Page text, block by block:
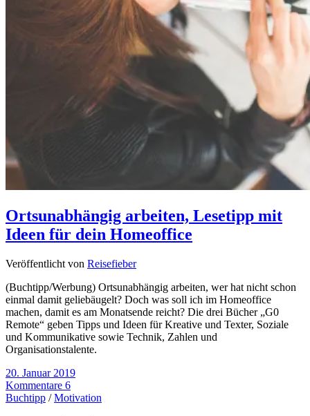
Ortsunabhängig arbeiten, Lesetipp mit
Ideen für dein Homeoffice
Veröffentlicht von Reisefieber
(Buchtipp/Werbung) Ortsunabhängig arbeiten, wer hat nicht schon
einmal damit geliebäugelt? Doch was soll ich im Homeoffice
machen, damit es am Monatsende reicht? Die drei Bücher „G0
Remote“ geben Tipps und Ideen für Kreative und Texter, Soziale
und Kommunikative sowie Technik, Zahlen und
Organisationstalente.
20. Januar 2019
Kommentare 6
Buchtipp /Motivation